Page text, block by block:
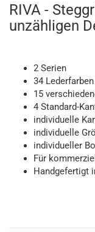
RIVA -
unzähligen
2 Serien
34 Lederfarben
15
4 Standard-
individuelle
individuelle
individueller
Für
Handgefertigt